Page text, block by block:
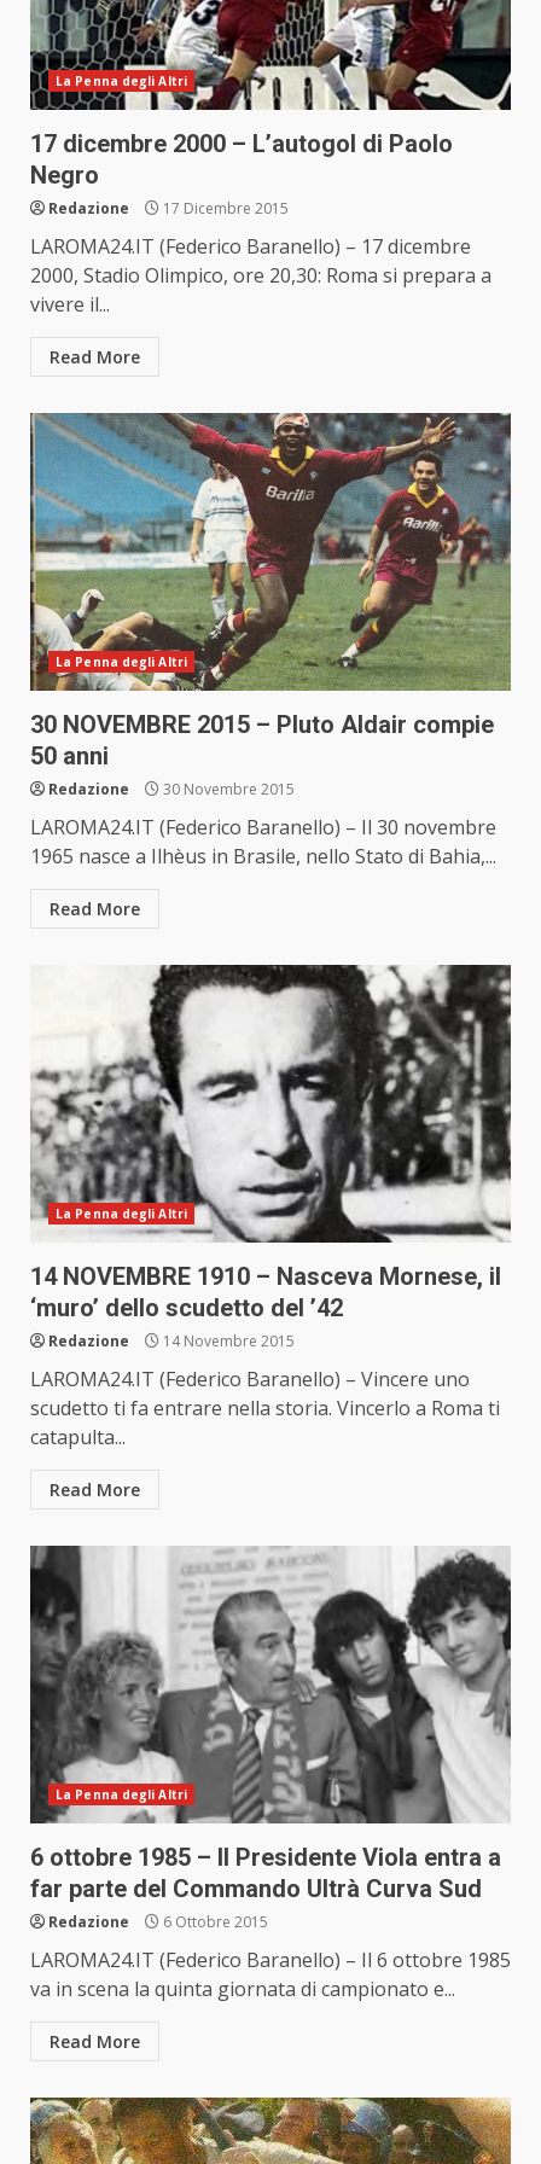
La Penna degli Altri
17 dicembre 2000 – L’autogol di Paolo
Negro
Redazione 17 Dicembre 2015
LAROMA24.IT (Federico Baranello) – 17 dicembre
2000, Stadio Olimpico, ore 20,30: Roma si prepara a
vivere il...
Read More
La Penna degli Altri
30 NOVEMBRE 2015 – Pluto Aldair compie
50 anni
Redazione 30 Novembre 2015
LAROMA24.IT (Federico Baranello) – Il 30 novembre
1965 nasce a Ilhèus in Brasile, nello Stato di Bahia,...
Read More
La Penna degli Altri
14 NOVEMBRE 1910 – Nasceva Mornese, il
‘muro’ dello scudetto del ’42
Redazione 14 Novembre 2015
LAROMA24.IT (Federico Baranello) – Vincere uno
scudetto ti fa entrare nella storia. Vincerlo a Roma ti
catapulta...
Read More
La Penna degli Altri
6 ottobre 1985 – Il Presidente Viola entra a
far parte del Commando Ultrà Curva Sud
Redazione 6 Ottobre 2015
LAROMA24.IT (Federico Baranello) – Il 6 ottobre 1985
va in scena la quinta giornata di campionato e...
Read More